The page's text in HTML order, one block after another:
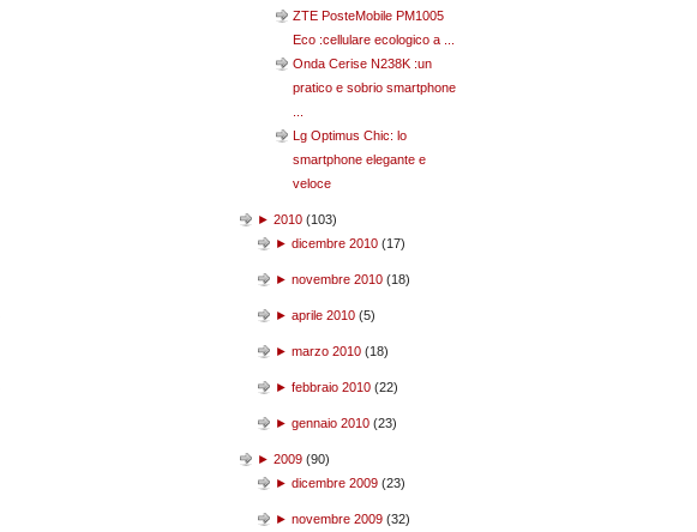
ZTE PosteMobile PM1005
Eco :cellulare ecologico a ...
Onda Cerise N238K :un
pratico e sobrio smartphone
Lg Optimus Chic: lo
smartphone elegante e
veloce
► 2010 (103)
► dicembre 2010 (17)
► novembre 2010 (18)
► aprile 2010 (5)
► marzo 2010 (18)
► febbraio 2010 (22)
► gennaio 2010 (23)
► 2009 (90)
► dicembre 2009 (23)
► novembre 2009 (32)